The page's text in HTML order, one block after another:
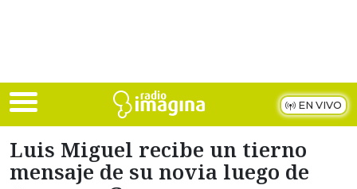
EN VIVO
Luis Miguel recibe un tierno
mensaje de su novia luego de